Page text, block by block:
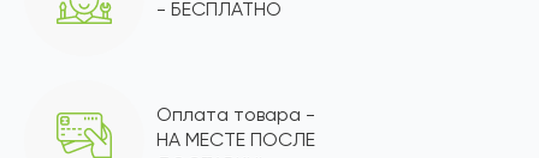
- БЕСПЛАТНО
Оплата товара -
НА МЕСТЕ ПОСЛЕ